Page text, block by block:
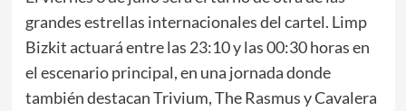
grandes estrellas internacionales del cartel. Limp
Bizkit actuará entre las 23:10 y las 00:30 horas en
el escenario principal, en una jornada donde
también destacan Trivium, The Rasmus y Cavalera